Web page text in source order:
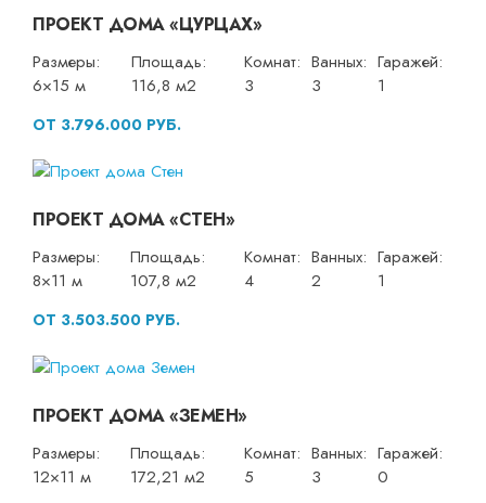
ПРОЕКТ ДОМА «ЦУРЦАХ»
Размеры:
6×15 м
Площадь:
116,8 м2
Комнат:
3
Ванных:
3
Гаражей:
1
ОТ 3.796.000 РУБ.
ПРОЕКТ ДОМА «СТЕН»
Размеры:
8×11 м
Площадь:
107,8 м2
Комнат:
4
Ванных:
2
Гаражей:
1
ОТ 3.503.500 РУБ.
ПРОЕКТ ДОМА «ЗЕМЕН»
Размеры:
12×11 м
Площадь:
172,21 м2
Комнат:
5
Ванных:
3
Гаражей:
0